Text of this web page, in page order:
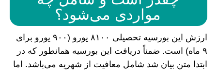
مواردی می‌شود؟
ارزش این بورسیه تحصیلی ۸۱۰۰ یورو (۹۰۰ یورو برای
۹ ماه) است. ضمناً دریافت این بورسیه همانطور که در
ابتدا متن بیان شد شامل معافیت از شهریه می‌باشد. اما